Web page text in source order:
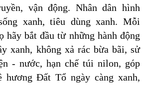
vận động. Nhân dân hình
xanh, tiêu dùng xanh. Mỗi
hãy bắt đầu từ những hành động
xanh, không xả rác bừa bãi, sử
- nước, hạn chế túi nilon, góp
hương Đất Tổ ngày càng xanh,